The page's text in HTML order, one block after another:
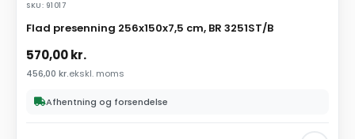
SKU: 91017
Flad presenning 256x150x7,5 cm, BR 3251ST/B
570,00kr.
456,00 kr.ekskl. moms
Afhentning og forsendelse